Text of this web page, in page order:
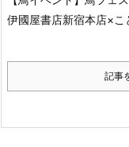
伊國屋書店新宿本店×こ
記事